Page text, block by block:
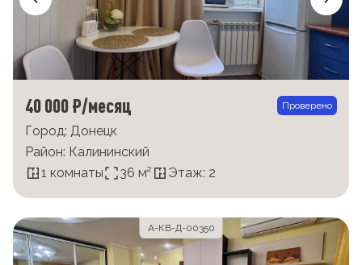
40 000 ₽/месяц Проверено
Город: Донецк
Район: Калининский
1 комнаты
36 м² Этаж: 2
А-КВ-Д-00350